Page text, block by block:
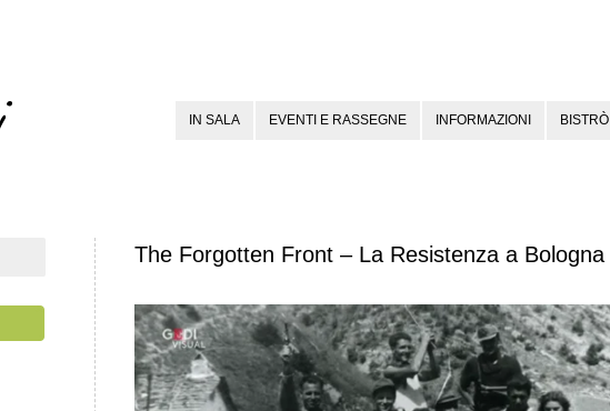
IN SALA EVENTI E RASSEGNE INFORMAZIONI BISTRÒ
The Forgotten Front – La Resistenza a Bologna